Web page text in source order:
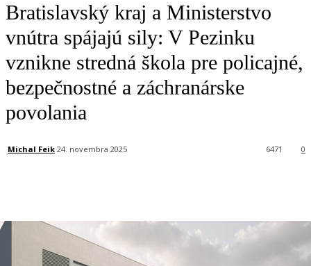
Bratislavský kraj a Ministerstvo
vnútra spájajú sily: V Pezinku
vznikne stredná škola pre policajné,
bezpečnostné a záchranárske
povolania
Michal Feik 24. novembra 2025 0
6471